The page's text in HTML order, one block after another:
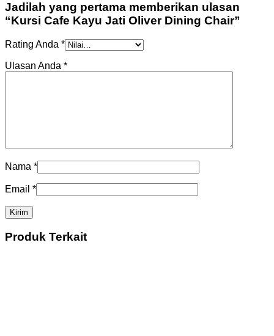
Jadilah yang pertama memberikan ulasan
“Kursi Cafe Kayu Jati Oliver Dining Chair”
Rating Anda *
Ulasan Anda *
Nama *
Email *
Produk Terkait